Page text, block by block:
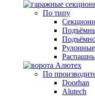
По типу
По
Doorhan
Alutech